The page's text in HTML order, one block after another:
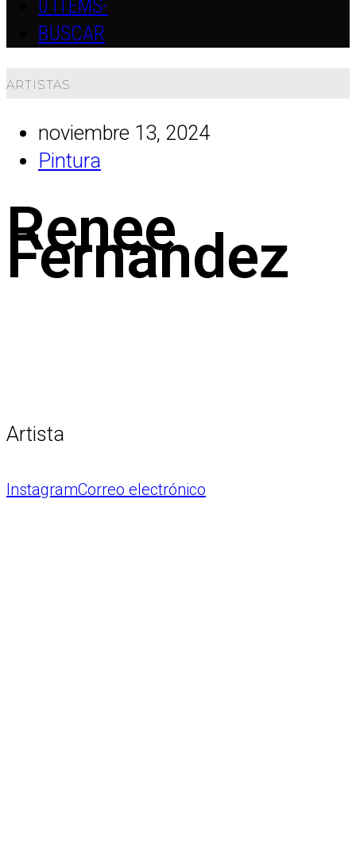
0 ITEMS-
BUSCAR
ARTISTAS
noviembre 13, 2024
Pintura
Renee
Fernandez
Artista
InstagramCorreo electrónico